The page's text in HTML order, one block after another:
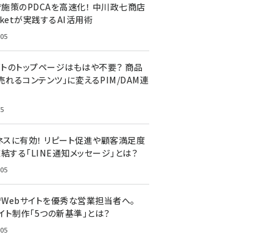
策のPDCAを高速化！ 中川政七商店
が実践するAI活用術
のトップページはもはや不要？ 商品
れるコンテンツ」に変えるPIM/DAM連
スに有効！ リピート促進や顧客満足度
する「LINE通知メッセージ」とは？
サイトを優秀な営業担当者へ。
制作「5つの新基準」とは？